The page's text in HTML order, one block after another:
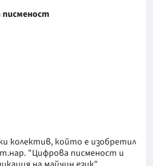
колектив, който е изобретил
"Цифрова писменост и